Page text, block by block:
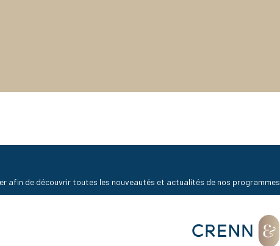
afin de découvrir toutes les nouveautés et actualités de nos programmes